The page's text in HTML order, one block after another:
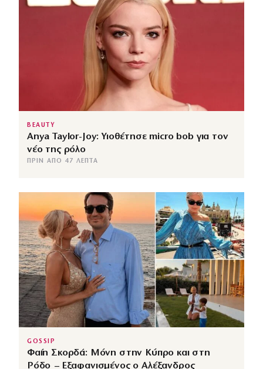
BEAUTY
Anya Taylor-Joy: Υιοθέτησε micro bob για τον
νέο της ρόλο
ΠΡΙΝ ΑΠΌ 47 ΛΕΠΤΆ
GOSSIP
Φαίη Σκορδά: Μόνη στην Κύπρο και στη
Ρόδο – Εξαφανισμένος ο Αλέξανδρος